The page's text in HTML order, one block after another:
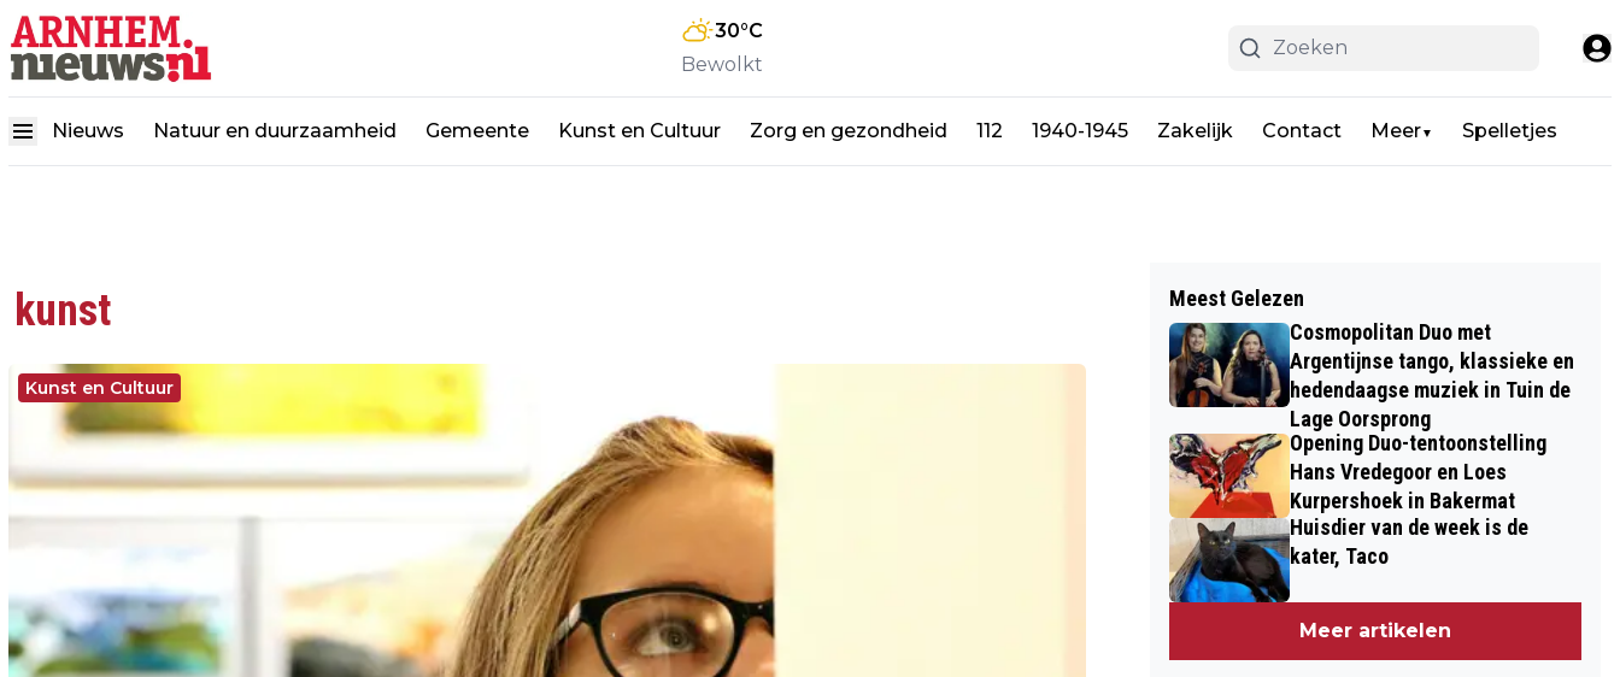
30°C
Bewolkt
Nieuws Natuur en duurzaamheid Gemeente Kunst en Cultuur Zorg en gezondheid 112 1940-1945 Zakelijk Contact Meer▼ Spelletjes
kunst
Kunst en Cultuur
Meest Gelezen
Cosmopolitan Duo met
Argentijnse tango, klassieke en
hedendaagse muziek in Tuin de
Lage Oorsprong
Opening Duo-tentoonstelling
Hans Vredegoor en Loes
Kurpershoek in Bakermat
Huisdier van de week is de
kater, Taco
Meer artikelen